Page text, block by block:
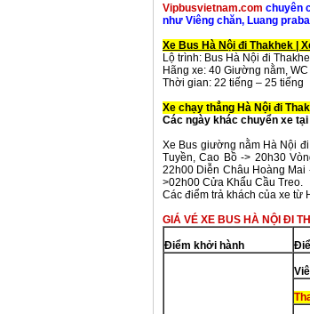
Vipbusvietnam.com chuyên
như Viêng chăn, Luang
Xe Bus Hà Nội đi Thakhek |
Lộ trình: Bus Hà Nội đi
Hãng xe: 40 Giường nằm, WC
Thời gian: 22 tiếng – 25 tiếng
Xe chạy thẳng Hà Nội đi
Các ngày khác chuyển xe
Xe Bus giường nằm Hà Nội
Tuyền, Cao Bồ -> 20h30
22h00 Diễn Châu Hoàng Mai
>02h00 Cửa Khẩu Cầu Treo.
Các điểm trả khách của xe từ
GIÁ VÉ XE BUS HÀ NỘI ĐI
Điểm khởi hành Điể